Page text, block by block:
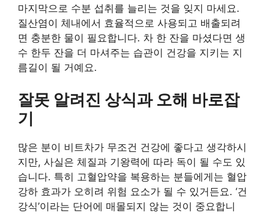
마지막으로 수분 섭취를 늘리는 것을 잊지 마세요.
질산염이 체내에서 효율적으로 사용되고 배출되려
면 충분한 물이 필요합니다. 차 한 잔을 마셨다면 생
수 한두 잔을 더 마셔주는 습관이 건강을 지키는 지
름길이 될 거예요.
잘못 알려진 상식과 오해 바로잡
기
많은 분이 비트차가 무조건 건강에 좋다고 생각하시
지만, 사실은 체질과 기왕력에 따라 독이 될 수도 있
습니다. 특히 고혈압약을 복용하는 분들에게는 혈압
강하 효과가 오히려 위험 요소가 될 수 있거든요. ‘건
강식’이라는 단어에 매몰되지 않는 것이 중요합니